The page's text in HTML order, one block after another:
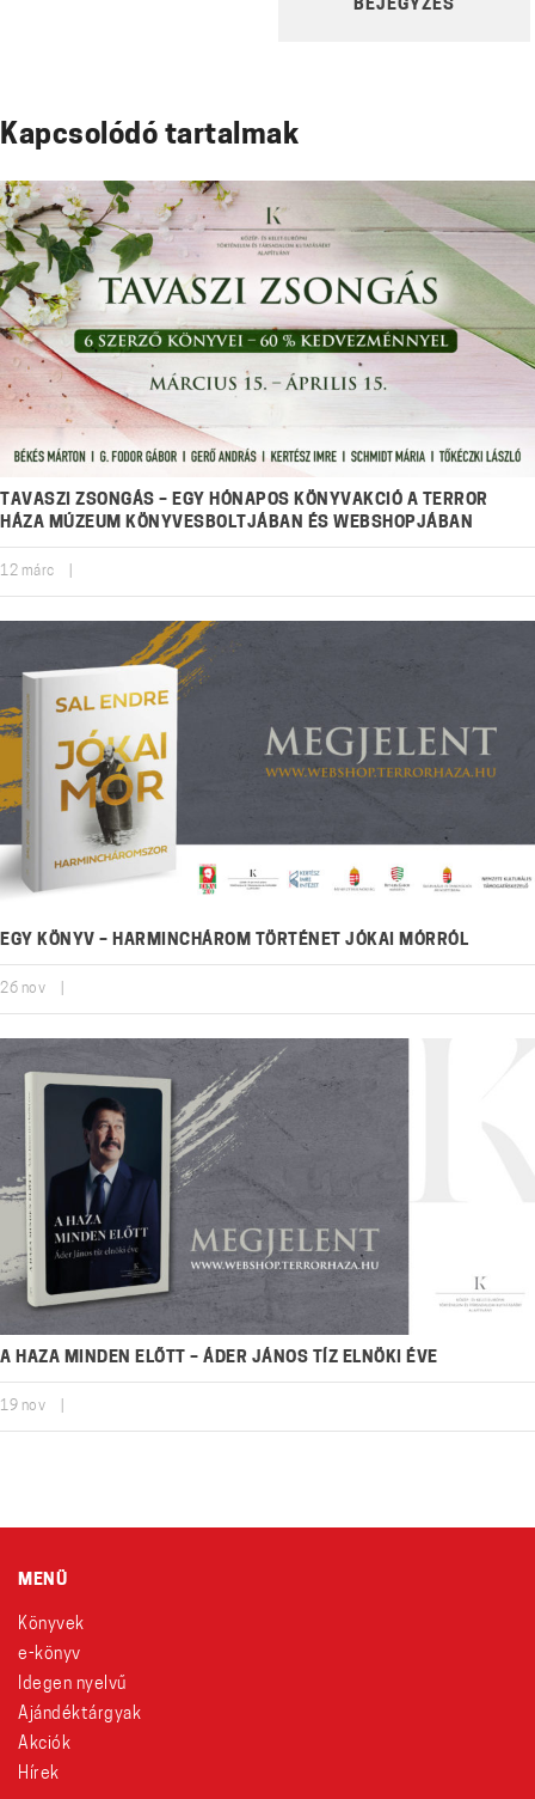
BEJEGYZÉS
Kapcsolódó tartalmak
TAVASZI ZSONGÁS – EGY HÓNAPOS KÖNYVAKCIÓ A TERROR
HÁZA MÚZEUM KÖNYVESBOLTJÁBAN ÉS WEBSHOPJÁBAN
12 márc
EGY KÖNYV – HARMINCHÁROM TÖRTÉNET JÓKAI MÓRRÓL
26 nov
A HAZA MINDEN ELŐTT – ÁDER JÁNOS TÍZ ELNÖKI ÉVE
19 nov
MENÜ
Könyvek
e-könyv
Idegen nyelvű
Ajándéktárgyak
Akciók
Hírek